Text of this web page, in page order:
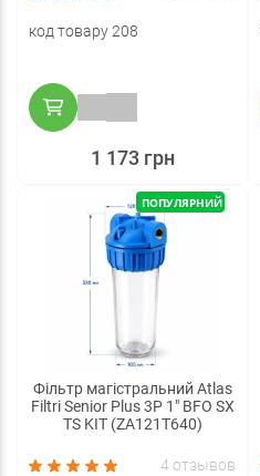
код товару 208
1 173 грн
ПОПУЛЯРНИЙ
Фільтр магістральний Atlas
Filtri Senior Plus 3P 1" BFO SX
TS KIT (ZA121T640)
4 отзывов